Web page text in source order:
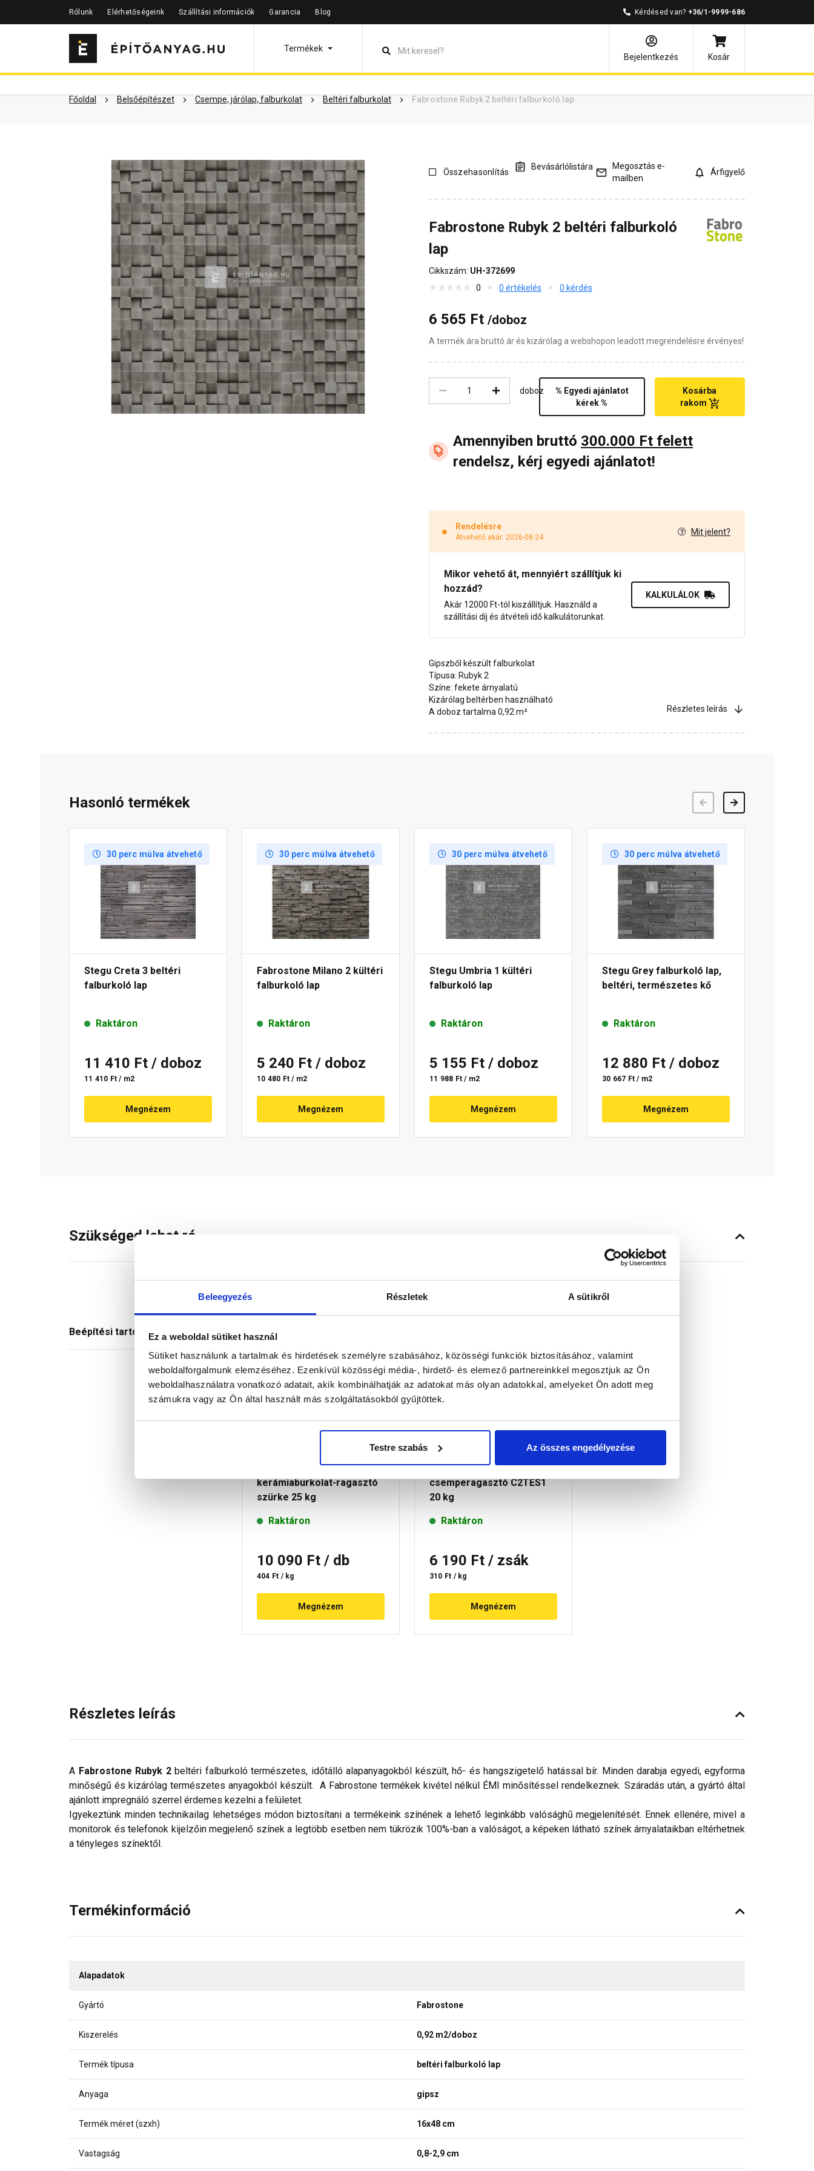
Beleegyezés Részletek A sütikről
Ez a weboldal sütiket használ
Sütiket használunk a tartalmak és hirdetések személyre szabásához, közösségi funkciók biztosításához, valamint
weboldalforgalmunk elemzéséhez. Ezenkívül közösségi média-, hirdető- és elemező partnereinkkel megosztjuk az Ön
weboldalhasználatra vonatkozó adatait, akik kombinálhatják az adatokat más olyan adatokkal, amelyeket Ön adott meg
számukra vagy az Ön által használt más szolgáltatásokból gyűjtöttek.
Testre szabás Az összes engedélyezése
Rólunk Elérhetőségeink Szállítási információk Garancia Blog Kérdésed van? +36/1-9999-686
Termékek
Bejelentkezés
Kosár
Főoldal Belsőépítészet Csempe, járólap, falburkolat Beltéri falburkolat Fabrostone Rubyk 2 beltéri falburkoló lap
Szükséged lehet rá Részletes leírás Termékinformáció Dokumentumok Vásárlói vélemények Kérdések és válaszok
Összehasonlítás
Bevásárlólistára
Megosztás e-
mailben
Árfigyelő
Fabrostone Rubyk 2 beltéri falburkoló
lap
Cikkszám: UH-372699
0
0 értékelés 0 kérdés
6 565 Ft /doboz
A termék ára bruttó ár és kizárólag a webshopon leadott megrendelésre érvényes!
doboz
% Egyedi ajánlatot
kérek %
Kosárba
rakom
Amennyiben bruttó 300.000 Ft felett
rendelsz, kérj egyedi ajánlatot!
Rendelésre
Átvehető akár: 2026-08-24
Mit jelent?
Mikor vehető át, mennyiért szállítjuk ki
hozzád?
Akár 12000 Ft-tól kiszállítjuk. Használd a
szállítási díj és átvételi idő kalkulátorunkat.
KALKULÁLOK
Gipszből készült falburkolat
Típusa: Rubyk 2
Színe: fekete árnyalatú
Kizárólag beltérben használható
A doboz tartalma 0,92 m²
Részletes leírás
Hasonló termékek
30 perc múlva átvehető
Stegu Creta 3 beltéri
falburkoló lap
Raktáron
11 410 Ft / doboz
11 410 Ft / m2
Megnézem
30 perc múlva átvehető
Fabrostone Milano 2 kültéri
falburkoló lap
Raktáron
5 240 Ft / doboz
10 480 Ft / m2
Megnézem
30 perc múlva átvehető
Stegu Umbria 1 kültéri
falburkoló lap
Raktáron
5 155 Ft / doboz
11 988 Ft / m2
Megnézem
30 perc múlva átvehető
Stegu Grey falburkoló lap,
beltéri, természetes kő
Raktáron
12 880 Ft / doboz
30 667 Ft / m2
Megnézem
Szükséged lehet rá
Beépítési tartozék
30 perc múlva átvehető
Mapei Keraflex S1
kerámiaburkolat-ragasztó
szürke 25 kg
Raktáron
10 090 Ft / db
404 Ft / kg
Megnézem
30 perc múlva átvehető
Cemix 8245 S1 Flex
csemperagasztó C2TES1
20 kg
Raktáron
6 190 Ft / zsák
310 Ft / kg
Megnézem
Részletes leírás
A Fabrostone Rubyk 2beltéri falburkoló természetes, időtálló alapanyagokból készült, hő- és hangszigetelő hatással bír. Minden darabja egyedi, egyforma
minőségű és kizárólag természetes anyagokból készült. A Fabrostone termékek kivétel nélkül ÉMI minősítéssel rendelkeznek. Száradás után, a gyártó által
ajánlott impregnáló szerrel érdemes kezelni a felületet.
Igyekeztünk minden technikailag lehetséges módon biztosítani a termékeink színének a lehető leginkább valósághű megjelenítését. Ennek ellenére, mivel a
monitorok és telefonok kijelzőin megjelenő színek a legtöbb esetben nem tükrözik 100%-ban a valóságot, a képeken látható színek árnyalataikban eltérhetnek
a tényleges színektől.
Termékinformáció
Alapadatok
Gyártó Fabrostone
Kiszerelés 0,92 m2/doboz
Termék típusa beltéri falburkoló lap
Anyaga gipsz
Termék méret (szxh) 16x48 cm
Vastagság 0,8-2,9 cm